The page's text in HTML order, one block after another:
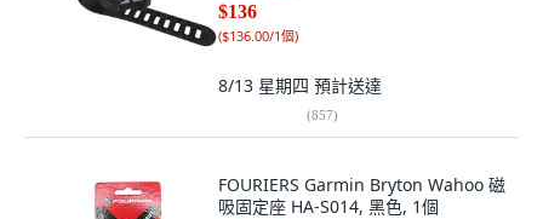
$136
($136.00/1個)
8/13 星期四 預計送達
(857)
FOURIERS Garmin Bryton Wahoo 磁
吸固定座 HA-S014, 黑色, 1個